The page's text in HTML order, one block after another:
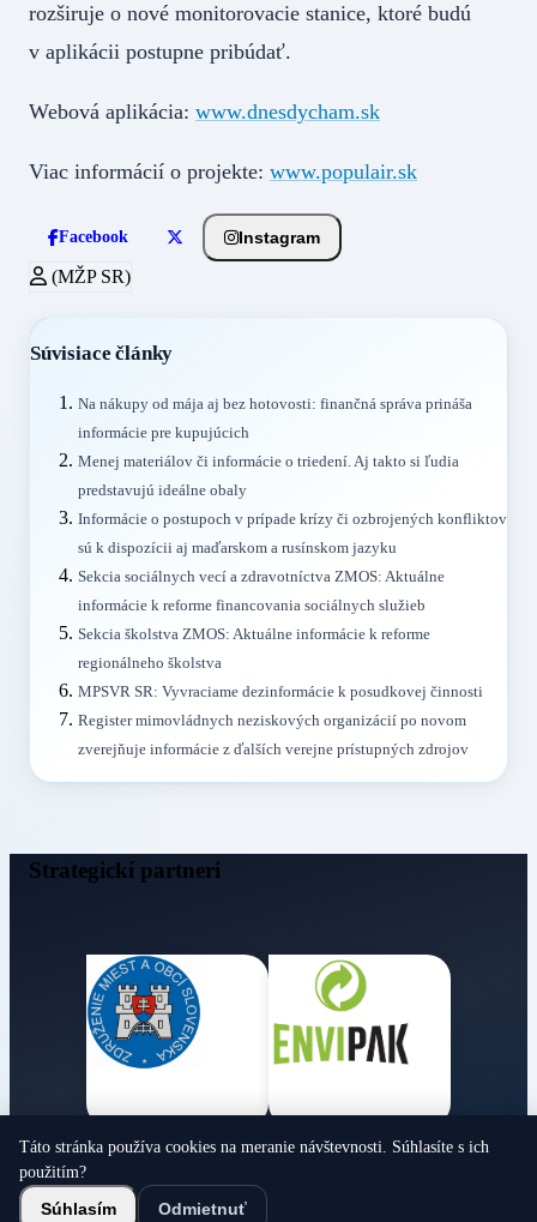
rozširuje o nové monitorovacie stanice, ktoré budú
v aplikácii postupne pribúdať.
Webová aplikácia: www.dnesdycham.sk
Viac informácií o projekte: www.populair.sk
Facebook Instagram
(MŽP SR)
Súvisiace články
Na nákupy od mája aj bez hotovosti: finančná správa prináša
informácie pre kupujúcich
Menej materiálov či informácie o triedení. Aj takto si ľudia
predstavujú ideálne obaly
Informácie o postupoch v prípade krízy či ozbrojených konfliktov
sú k dispozícii aj maďarskom a rusínskom jazyku
Sekcia sociálnych vecí a zdravotníctva ZMOS: Aktuálne
informácie k reforme financovania sociálnych služieb
Sekcia školstva ZMOS: Aktuálne informácie k reforme
regionálneho školstva
MPSVR SR: Vyvraciame dezinformácie k posudkovej činnosti
Register mimovládnych neziskových organizácií po novom
zverejňuje informácie z ďalších verejne prístupných zdrojov
Strategickí partneri
Obecné noviny
© 2026 Všetky práva vyhradené
Táto stránka používa cookies na meranie návštevnosti. Súhlasíte s ich
použitím?
Súhlasím Odmietnuť